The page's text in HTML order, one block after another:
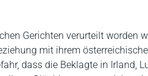
Gerichten verurteilt worden
mit ihrem
dass die Beklagte in Irland,